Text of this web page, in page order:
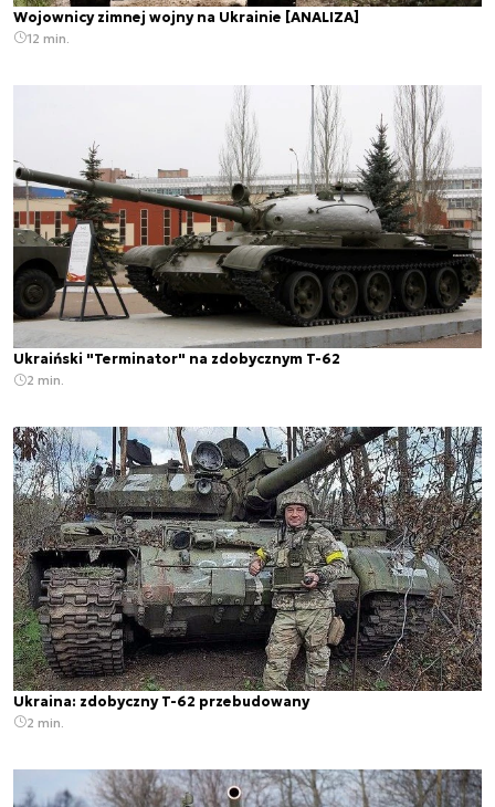
Wojownicy zimnej wojny na Ukrainie [ANALIZA]
12 min.
Ukraiński "Terminator" na zdobycznym T-62
2 min.
Ukraina: zdobyczny T-62 przebudowany
2 min.